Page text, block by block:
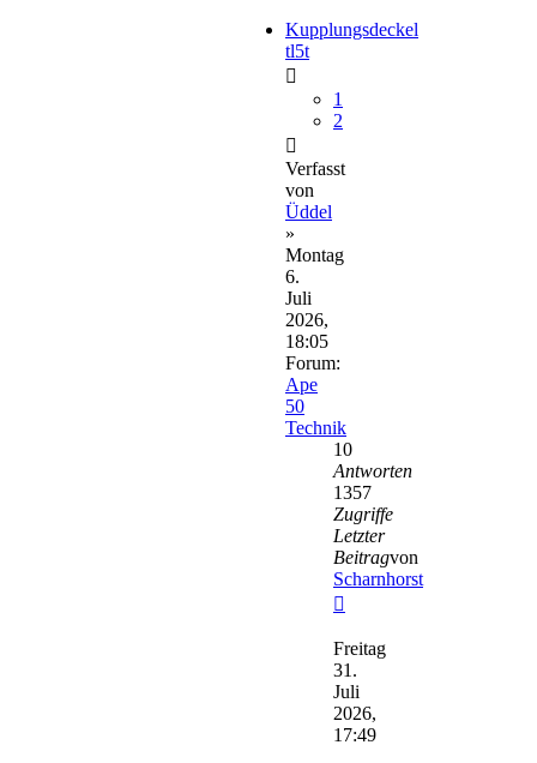
Kupplungsdeckel
tl5t
1
2
Verfasst
von
Üddel
»
Montag
6.
Juli
2026,
18:05
Forum:
Ape
50
Technik
10
Antworten
1357
Zugriffe
Letzter
Beitragvon
Scharnhorst
Beitrag
Freitag
31.
Juli
2026,
17:49